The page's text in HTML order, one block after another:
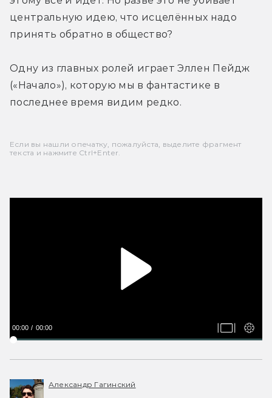
центральную идею, что исцелённых надо
принять обратно в общество?
Одну из главных ролей играет Эллен Пейдж
(«Начало»), которую мы в фантастике в
последнее время видим редко.
Если вы нашли опечатку, пожалуйста, выделите фрагмент
текста и нажмите Ctrl+Enter.
00:00 00:00
Александр Гагинский